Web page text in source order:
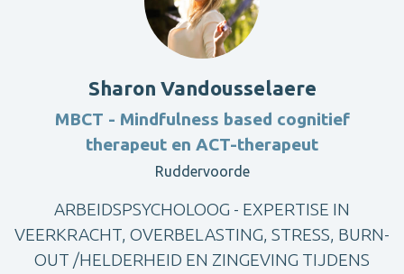
Sharon Vandousselaere
MBCT - Mindfulness based cognitief
therapeut en ACT-therapeut
Ruddervoorde
ARBEIDSPSYCHOLOOG - EXPERTISE IN
VEERKRACHT, OVERBELASTING, STRESS, BURN-
OUT /HELDERHEID EN ZINGEVING TIJDENS